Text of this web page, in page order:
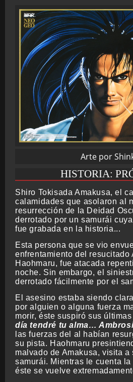
Arte por
HISTORIA:
Shiro Tokisada Amakusa, el
calamidades que asolaron al
resurrección de la Deidad
derrotado por un samurái
fue grabada en la historia...
Esta persona que se vio
enfrentamiento del resucitado
Haohmaru, fue atacada
noche. Sin embargo, el
derrotado fácilmente por el
El asesino estaba siendo
por alguien o alguna fuerza
morir, éste suspiró sus
día tendré tu alma…
las fuerzas del al habían
su pista. Haohmaru
malvado de Amakusa, visita a
samurái. Mientras le cuenta
éste se vuelve